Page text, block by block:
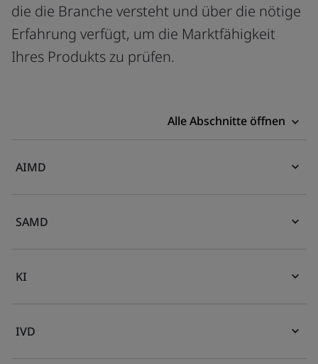
die die Branche versteht und über die nötige
Erfahrung verfügt, um die Marktfähigkeit
Ihres Produkts zu prüfen.
Alle Abschnitte öffnen
AIMD
SAMD
KI
IVD